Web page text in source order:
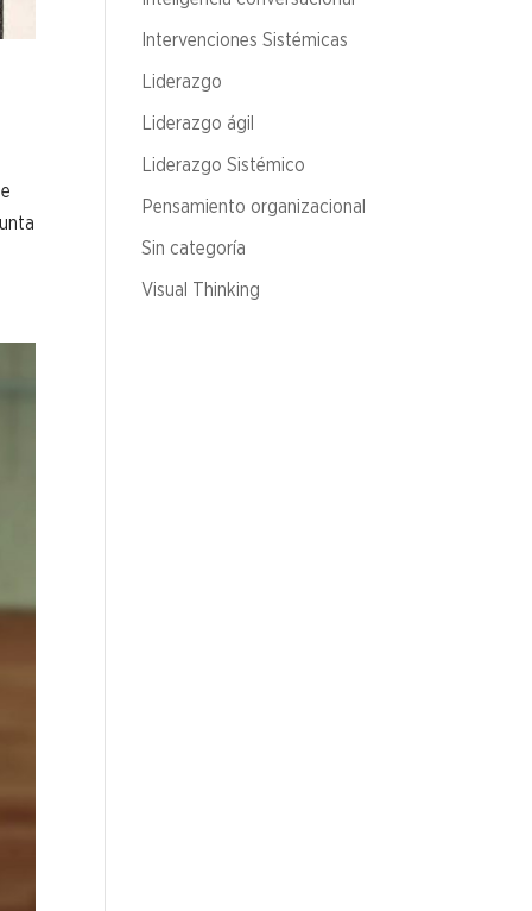
Intervenciones Sistémicas
Liderazgo
Liderazgo ágil
Liderazgo Sistémico
Pensamiento organizacional
Sin categoría
Visual Thinking